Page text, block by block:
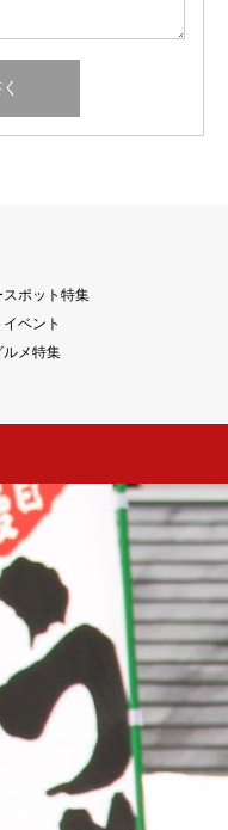
スポット特集
ベント
ルメ特集